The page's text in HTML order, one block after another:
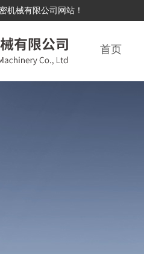
机械有限公司网站！
首页